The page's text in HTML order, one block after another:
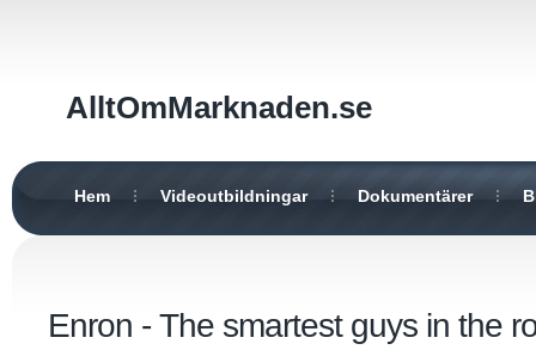
AlltOmMarknaden.se
Hem Videoutbildningar Dokumentärer
Enron - The smartest guys in the